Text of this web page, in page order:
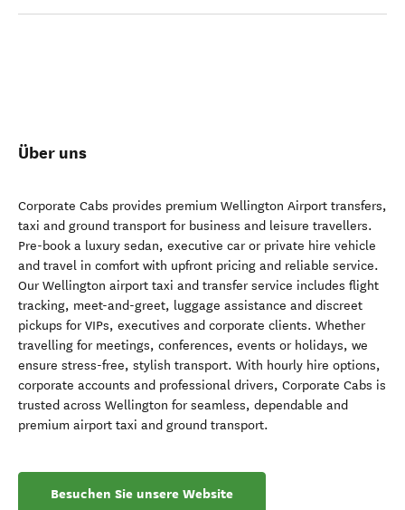
Über uns
Corporate Cabs provides premium Wellington Airport transfers,
taxi and ground transport for business and leisure travellers.
Pre-book a luxury sedan, executive car or private hire vehicle
and travel in comfort with upfront pricing and reliable service.
Our Wellington airport taxi and transfer service includes flight
tracking, meet-and-greet, luggage assistance and discreet
pickups for VIPs, executives and corporate clients. Whether
travelling for meetings, conferences, events or holidays, we
ensure stress-free, stylish transport. With hourly hire options,
corporate accounts and professional drivers, Corporate Cabs is
trusted across Wellington for seamless, dependable and
premium airport taxi and ground transport.
Besuchen Sie unsere Website